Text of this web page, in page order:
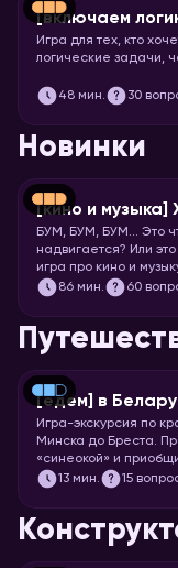
[включаем
Игра для тех, кто
логические задачи,
48 мин. 30
Новинки
[кино и музыка]
БУМ, БУМ, БУМ… Это
надвигается? Или
игра про кино и
Вас ждут целых 7
миску попкорна и
86 мин. 60
[едем] в
Игра-экскурсия по
Минска до Бреста.
«синеокой» и
Скорее запускайте
13 мин. 15